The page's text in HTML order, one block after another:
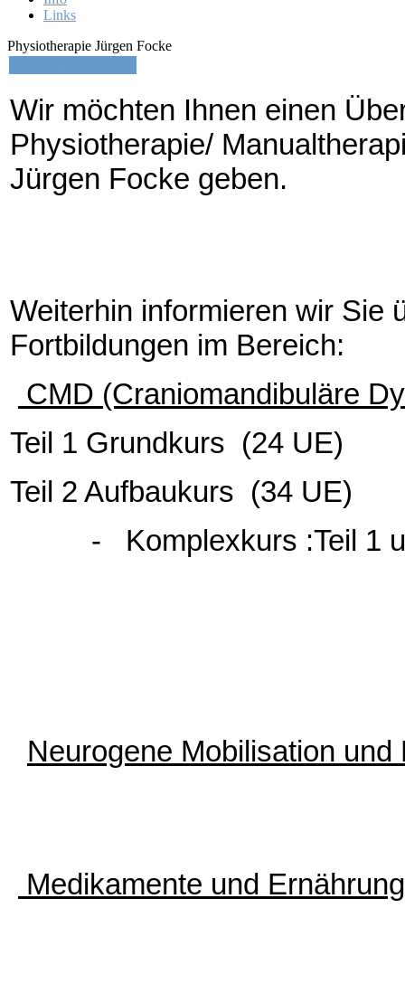
Links
Physiotherapie Jürgen Focke
Wir möchten Ihnen einen
Physiotherapie/
Jürgen Focke geben.
Weiterhin informieren wir Sie
Fortbildungen im Bereich:
CMD (Craniomandibuläre
Teil 1 Grundkurs (24 UE)
Teil 2 Aufbaukurs (34 UE)
- Komplexkurs :Teil 1
Neurogene Mobilisation
Medikamente und Er